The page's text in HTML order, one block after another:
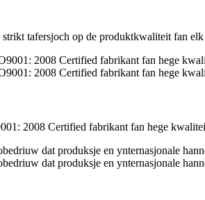
tafersjoch op de produktkwaliteit fan elk
2008 Certified fabrikant fan hege